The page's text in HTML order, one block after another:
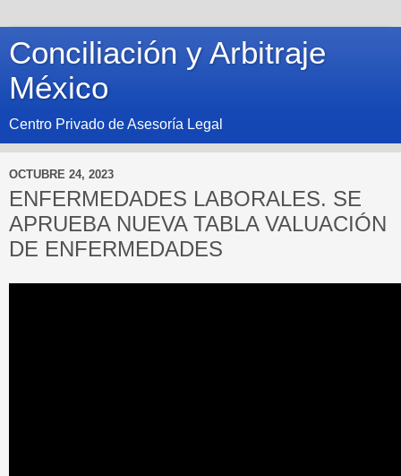
Conciliación y Arbitraje
México
Centro Privado de Asesoría Legal
OCTUBRE 24, 2023
ENFERMEDADES LABORALES. SE
APRUEBA NUEVA TABLA VALUACIÓN
DE ENFERMEDADES